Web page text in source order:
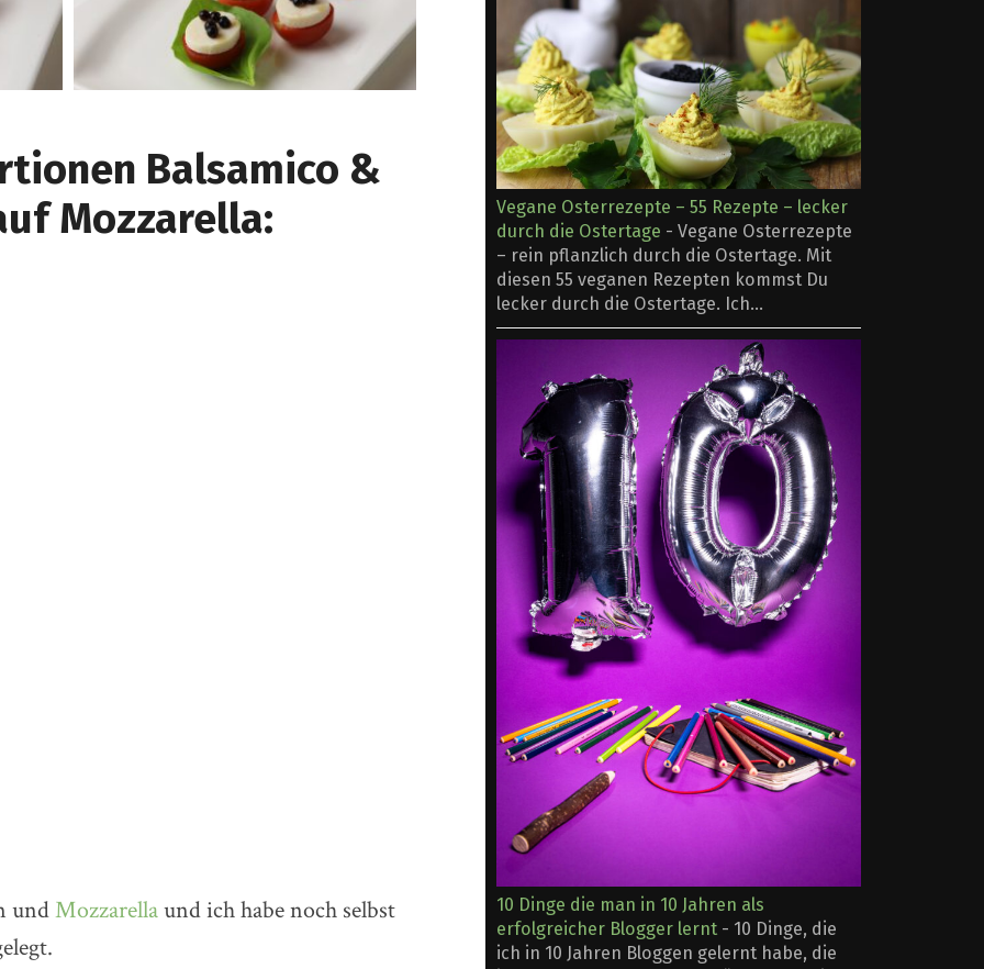
Balsamico &
Mozzarella:
undMozzarellaund ich habe noch selbst
Vegane Osterrezepte – 55 Rezepte – lecker
durch die Ostertage - Vegane Osterrezepte
– rein pflanzlich durch die Ostertage. Mit
diesen 55 veganen Rezepten kommst Du
lecker durch die Ostertage. Ich...
10 Dinge die man in 10 Jahren als
erfolgreicher Blogger lernt - 10 Dinge, die
ich in 10 Jahren Bloggen gelernt habe, die